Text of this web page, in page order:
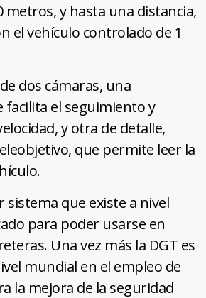
metros, y hasta una distancia,
el vehículo controlado de 1
dos cámaras, una
facilita el seguimiento y
y otra de detalle,
que permite leer la
sistema que existe a nivel
para poder usarse en
Una vez más la DGT es
mundial en el empleo de
la mejora de la seguridad